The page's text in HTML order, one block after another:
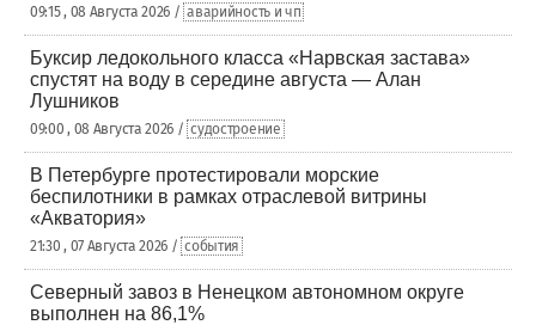
09:15 , 08 Августа 2026 / аварийность и чп
Буксир ледокольного класса «Нарвская застава»
спустят на воду в середине августа — Алан
Лушников
09:00 , 08 Августа 2026 / судостроение
В Петербурге протестировали морские
беспилотники в рамках отраслевой витрины
«Акватория»
21:30 , 07 Августа 2026 / события
Северный завоз в Ненецком автономном округе
выполнен на 86,1%